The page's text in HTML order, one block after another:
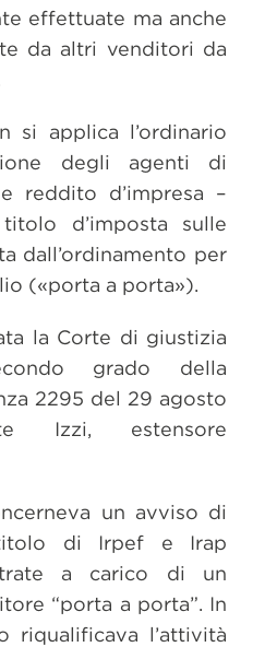
effettuate ma anche
da altri venditori da
si applica l’ordinario
degli agenti di
reddito d’impresa –
d’imposta sulle
dall’ordinamento per
(«porta a porta»).
la Corte di giustizia
grado della
2295 del 29 agosto
Izzi, estensore
un avviso di
di Irpef e Irap
a carico di un
“porta a porta”. In
riqualificava l’attività